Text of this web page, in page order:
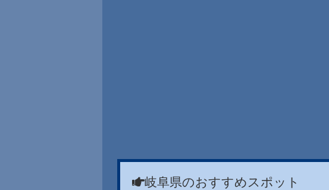
岐阜県のおすすめスポット